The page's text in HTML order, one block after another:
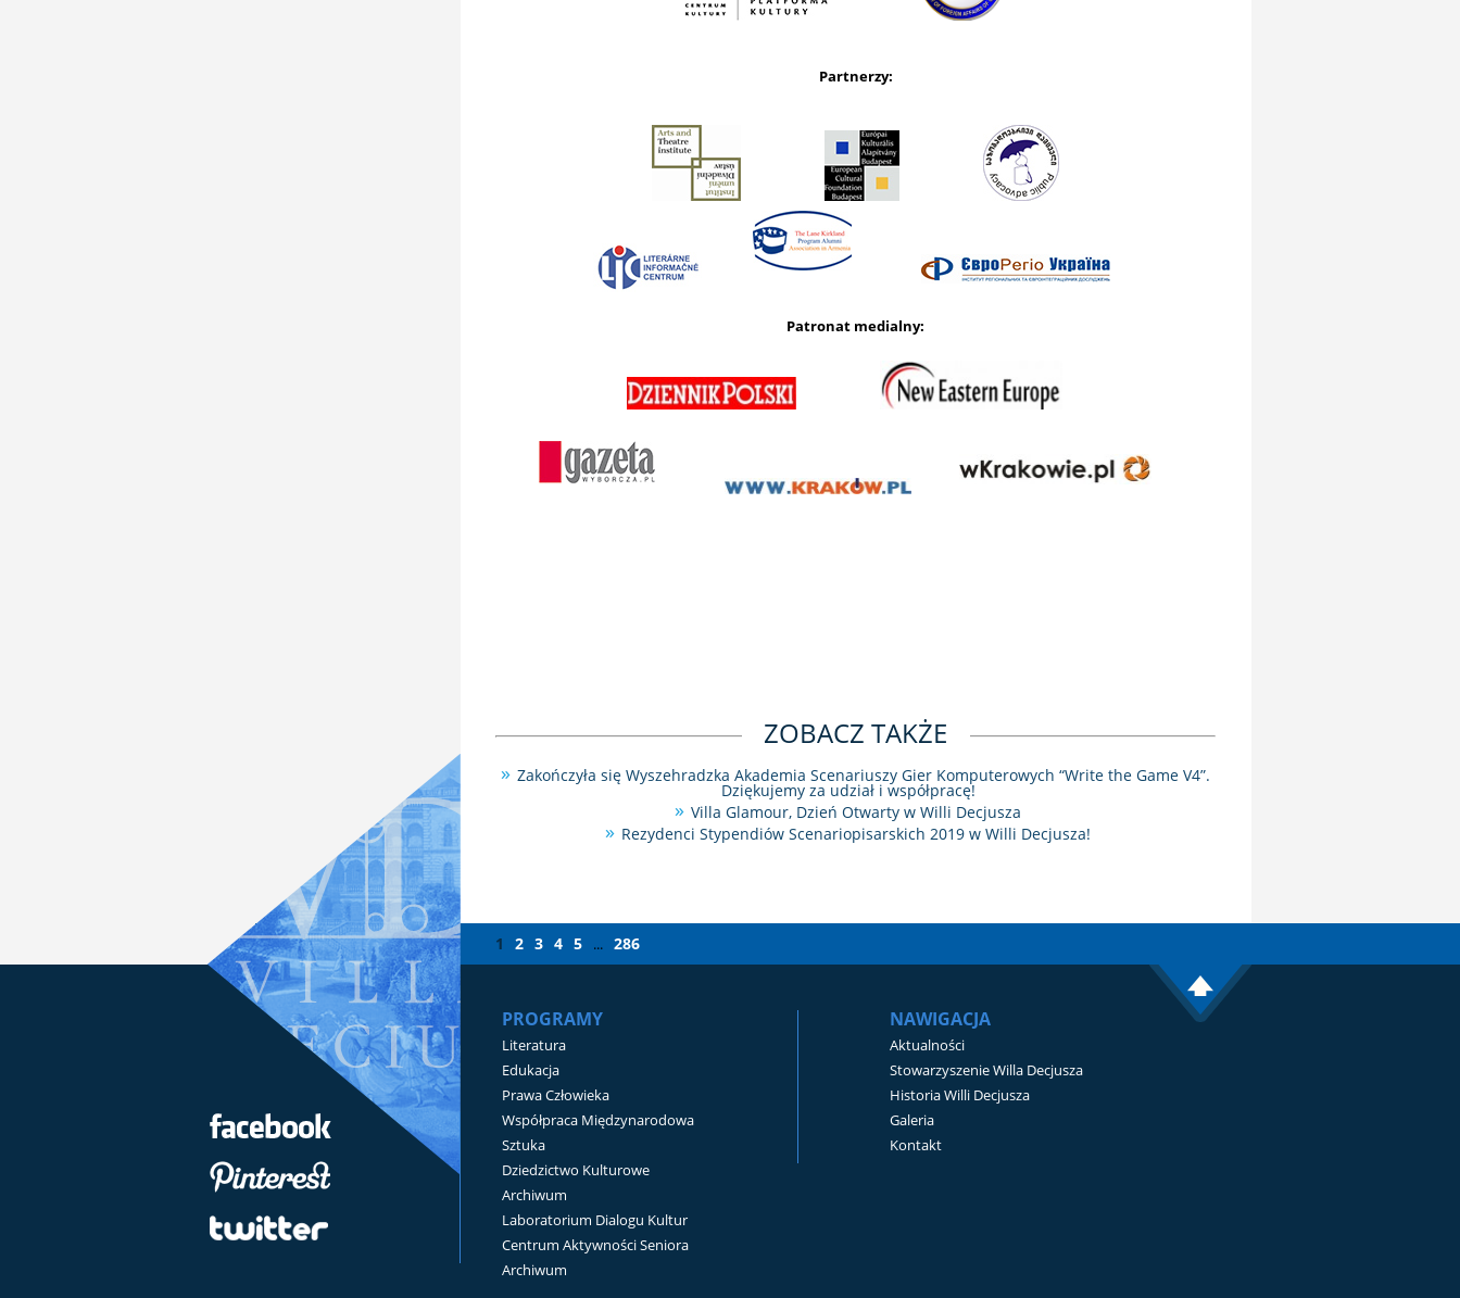
Partnerzy:
Patronat medialny:
ZOBACZ TAKŻE
Zakończyła się Wyszehradzka Akademia Scenariuszy Gier Komputerowych “Write the Game V4”.
Dziękujemy za udział i współpracę!
Villa Glamour, Dzień Otwarty w Willi Decjusza
Rezydenci Stypendiów Scenariopisarskich 2019 w Willi Decjusza!
1 2 3 4 5 ... 286
PROGRAMY
Literatura
Edukacja
Prawa Człowieka
Współpraca Międzynarodowa
Sztuka
Dziedzictwo Kulturowe
Archiwum
Laboratorium Dialogu Kultur
Centrum Aktywności Seniora
Archiwum
NAWIGACJA
Aktualności
Stowarzyszenie Willa Decjusza
Historia Willi Decjusza
Galeria
Kontakt